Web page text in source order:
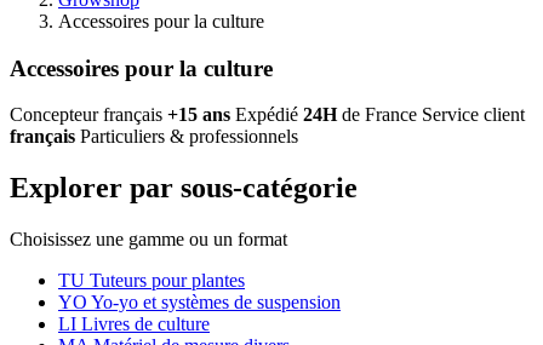
Accessoires pour la culture
Accessoires pour la culture
Concepteur français +15 ans Expédié 24Hde France Service client
français Particuliers & professionnels
Explorer par sous-catégorie
Choisissez une gamme ou un format
TU Tuteurs pour plantes
YO Yo-yo et systèmes de suspension
LI Livres de culture